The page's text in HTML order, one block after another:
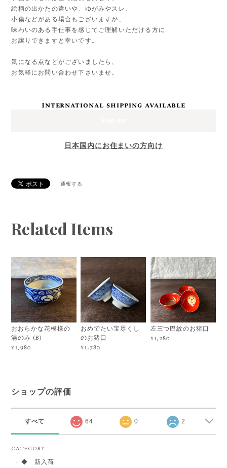
絵柄の出かたの違いや、ゆがみやスレ、
小傷などがある場合もございますが、
味わいのある手仕事を感じてご理解いただける方に
お譲りできますと幸いです。
気になる点などがございましたら、
お気軽にお問い合わせ下さいませ。
International shipping available
日本国内にお住まいの方向け
通報する
Related Items
おおらかな花模様の
湯のみ (B)
¥1,980
おめでたい宝尽くし
のお猪口
¥1,780
左三つ巴紋のお猪口
¥1,280
ショップの評価
すべて 64 0 2
CATEGORY
◆ 新入荷